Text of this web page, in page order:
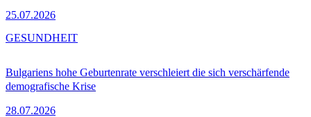
25.07.2026
Bulgariens hohe Geburtenrate verschleiert die sich verschärfende
demografische Krise
28.07.2026
GESUNDHEIT